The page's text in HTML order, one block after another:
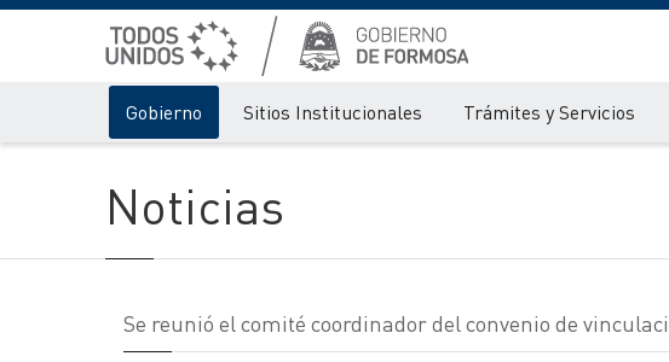
Gobierno Sitios Institucionales Trámites y Servicios
Noticias
Se reunió el comité coordinador del convenio de